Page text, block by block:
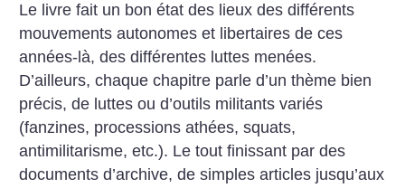
Le livre fait un bon état des lieux des différents
mouvements autonomes et libertaires de ces
années-là, des différentes luttes menées.
D’ailleurs, chaque chapitre parle d’un thème bien
précis, de luttes ou d’outils militants variés
(fanzines, processions athées, squats,
antimilitarisme, etc.). Le tout finissant par des
documents d’archive, de simples articles jusqu’aux